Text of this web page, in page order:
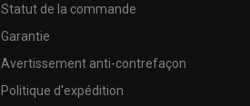
Statut de la commande
Garantie
Avertissement anti-contrefaçon
Politique d'expédition